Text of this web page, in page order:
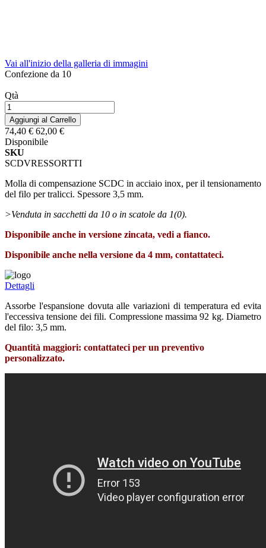
Vai all'inizio della galleria di immagini
Confezione da 10
Qtà
Aggiungi al Carrello
74,40 € 62,00 €
Disponibile
SKU
SCDVRESSORTTI
Molla di compensazione SCDC in acciaio inox, per il tensionamento
del filo per tralicci. Spessore 3,5 mm.
>Venduta in sacchetti da 10 o in scatole da 1(0).
Disponibile anche in versione zincata, vedi a fianco.
Disponibile anche nella versione da 4 mm, contattateci.
Dettagli
Assorbe l'espansione dovuta alle variazioni di temperatura ed evita
l'eccessiva tensione dei fili. Compressione massima 92 kg. Diametro
del filo: 3,5 mm.
Quantità maggiori: contattateci per un preventivo
personalizzato.